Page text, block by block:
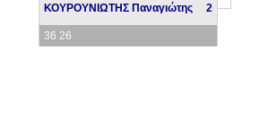
ΚΟΥΡΟΥΝΙΩΤΗΣ Παναγιώτης 2
36 26